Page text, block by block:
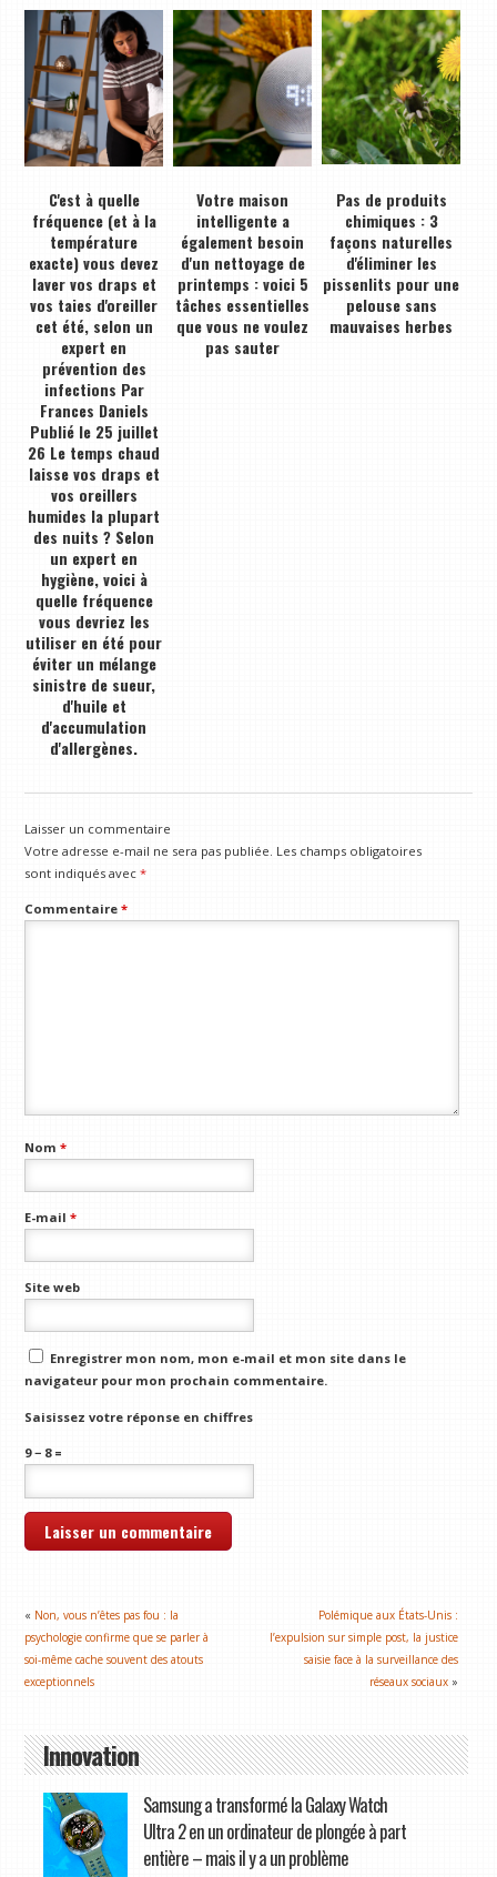
C'est à quelle
fréquence (et à la
température
exacte) vous devez
laver vos draps et
vos taies d'oreiller
cet été, selon un
expert en
prévention des
infections Par
Frances Daniels
Publié le 25 juillet
26 Le temps chaud
laisse vos draps et
vos oreillers
humides la plupart
des nuits ? Selon
un expert en
hygiène, voici à
quelle fréquence
vous devriez les
utiliser en été pour
éviter un mélange
sinistre de sueur,
d'huile et
d'accumulation
d'allergènes.
Votre maison
intelligente a
également besoin
d'un nettoyage de
printemps : voici 5
tâches essentielles
que vous ne voulez
pas sauter
Pas de produits
chimiques : 3
façons naturelles
d'éliminer les
pissenlits pour une
pelouse sans
mauvaises herbes
Laisser un commentaire
Votre adresse e-mail ne sera pas publiée. Les champs obligatoires
sont indiqués avec*
Commentaire*
Nom*
E-mail*
Site web
Enregistrer mon nom, mon e-mail et mon site dans le
navigateur pour mon prochain commentaire.
Saisissez votre réponse en chiffres
9 − 8 =
« Non, vous n’êtes pas fou : la
psychologie confirme que se parler à
soi-même cache souvent des atouts
exceptionnels
Polémique aux États-Unis :
l’expulsion sur simple post, la justice
saisie face à la surveillance des
réseaux sociaux »
Innovation
Samsung a transformé la Galaxy Watch
Ultra 2 en un ordinateur de plongée à part
entière – mais il y a un problème